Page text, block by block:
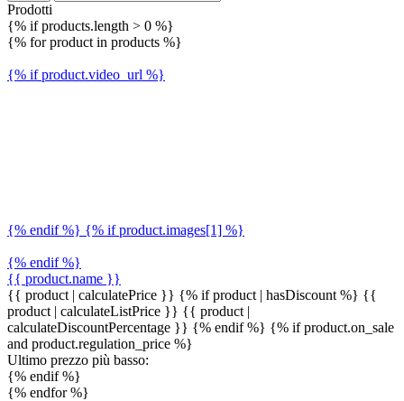
Prodotti
{% if products.length > 0 %}
{% for product in products %}
{% if product.video_url %}
{% endif %} {% if product.images[1] %}
{% endif %}
{{ product.name }}
{{ product | calculatePrice }} {% if product | hasDiscount %} {{
product | calculateListPrice }} {{ product |
calculateDiscountPercentage }} {% endif %} {% if product.on_sale
and product.regulation_price %}
Ultimo prezzo più basso:
{% endif %}
{% endfor %}